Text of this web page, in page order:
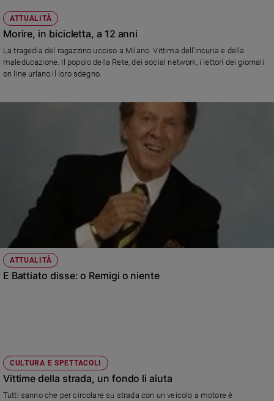
ATTUALITÀ
Morire, in bicicletta, a 12 anni
La tragedia del ragazzino ucciso a Milano. Vittima dell'incuria e della
maleducazione. Il popolo della Rete, dei social network, i lettori dei giornali
on line urlano il loro sdegno.
ATTUALITÀ
E Battiato disse: o Remigi o niente
CULTURA E SPETTACOLI
Vittime della strada, un fondo li aiuta
Tutti sanno che per circolare su strada con un veicolo a motore è